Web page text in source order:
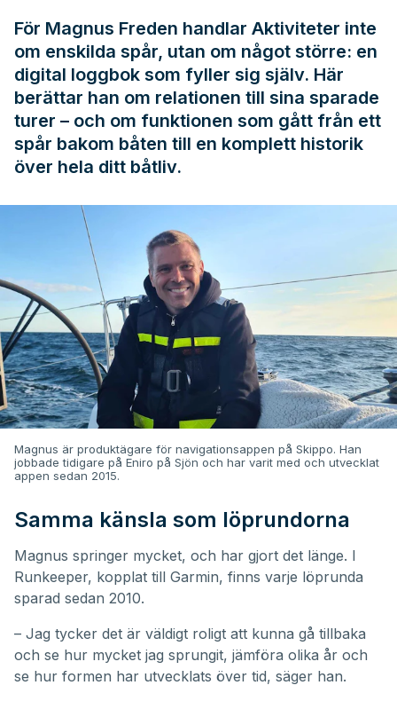
För Magnus Freden handlar Aktiviteter inte
om enskilda spår, utan om något större: en
digital loggbok som fyller sig själv. Här
berättar han om relationen till sina sparade
turer – och om funktionen som gått från ett
spår bakom båten till en komplett historik
över hela ditt båtliv.
Magnus är produktägare för navigationsappen på Skippo. Han
jobbade tidigare på Eniro på Sjön och har varit med och utvecklat
appen sedan 2015.
Samma känsla som löprundorna
Magnus springer mycket, och har gjort det länge. I
Runkeeper, kopplat till Garmin, finns varje löprunda
sparad sedan 2010.
– Jag tycker det är väldigt roligt att kunna gå tillbaka
och se hur mycket jag sprungit, jämföra olika år och
se hur formen har utvecklats över tid, säger han.